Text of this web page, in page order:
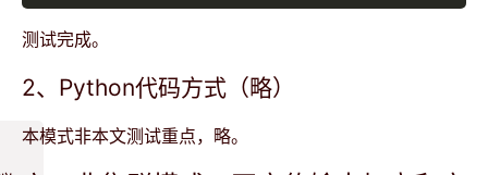
测试完成。
2、Python代码方式（略）
本模式非本文测试重点，略。